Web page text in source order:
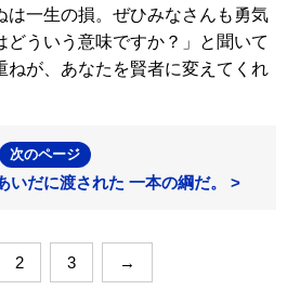
は一生の損。ぜひみなさんも勇気
どういう意味ですか？」と聞いて
ねが、あなたを賢者に変えてくれ
次のページ
いだに渡された 一本の綱だ。 >
2 3 →